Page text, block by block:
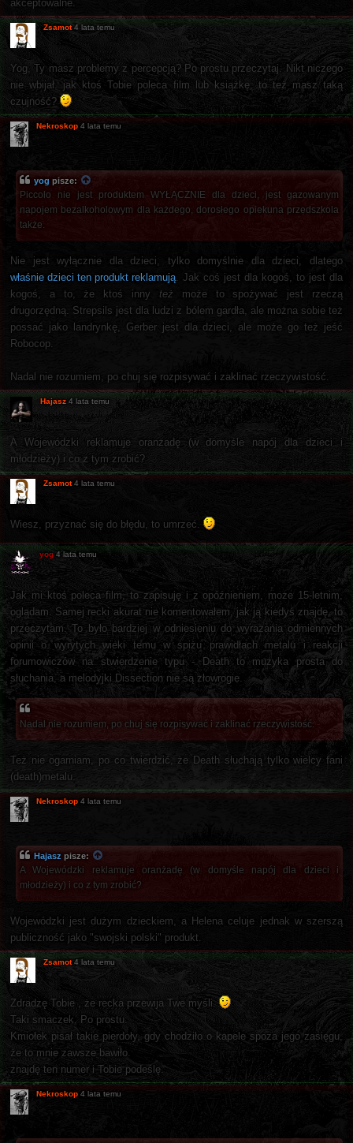
akceptowalne.
Zsamot 4 lata temu
Yog, Ty masz problemy z percepcją? Po prostu przeczytaj. Nikt niczego
nie wbijał. jak ktoś Tobie poleca film lub książkę, to też masz taką
czujność?
Nekroskop 4 lata temu
yog pisze:
Piccolo nie jest produktem WYŁĄCZNIE dla dzieci, jest gazowanym
napojem bezalkoholowym dla każdego, dorosłego opiekuna przedszkola
także.
Nie jest wyłącznie dla dzieci, tylko domyślnie dla dzieci, dlatego
właśnie dzieci ten produkt reklamują. Jak coś jest dla kogoś, to jest dla
kogoś, a to, że ktoś inny też może to spożywać jest rzeczą
drugorzędną. Strepsils jest dla ludzi z bólem gardła, ale można sobie też
possać jako landrynkę, Gerber jest dla dzieci, ale może go też jeść
Robocop.
Nadal nie rozumiem, po chuj się rozpisywać i zaklinać rzeczywistość.
Hajasz 4 lata temu
A Wojewódzki reklamuje oranżadę (w domyśle napój dla dzieci i
młodzieży) i co z tym zrobić?
Zsamot 4 lata temu
Wiesz, przyznać się do błędu, to umrzeć.
yog 4 lata temu
Jak mi ktoś poleca film, to zapisuję i z opóźnieniem, może 15-letnim,
oglądam. Samej recki akurat nie komentowałem, jak ją kiedyś znajdę, to
przeczytam. To było bardziej w odniesieniu do wyrażania odmiennych
opinii o wyrytych wieki temu w spiżu prawidłach metalu i reakcji
forumowiczów na stwierdzenie typu - Death to muzyka prosta do
słuchania, a melodyjki Dissection nie są złowrogie.
Nadal nie rozumiem, po chuj się rozpisywać i zaklinać rzeczywistość.
Też nie ogarniam, po co twierdzić, że Death słuchają tylko wielcy fani
(death)metalu.
Nekroskop 4 lata temu
Hajasz pisze:
A Wojewódzki reklamuje oranżadę (w domyśle napój dla dzieci i
młodzieży) i co z tym zrobić?
Wojewódzki jest dużym dzieckiem, a Helena celuje jednak w szerszą
publiczność jako "swojski polski" produkt.
Zsamot 4 lata temu
Zdradzę Tobie , że recka przewija Twe myśli.
Taki smaczek. Po prostu.
Kmiołek pisał takie pierdoły, gdy chodziło o kapele spoza jego zasięgu,
że to mnie zawsze bawiło.
znajdę ten numer i Tobie podeślę.
Nekroskop 4 lata temu